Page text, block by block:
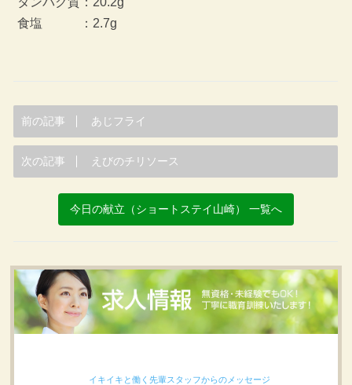
食塩 ：2.7g
前の記事 あじフライ
次の記事 えびのチリソース
今日の献立（ショートステイ山崎） 一覧へ
イキイキと働く先輩スタッフからのメッセージ